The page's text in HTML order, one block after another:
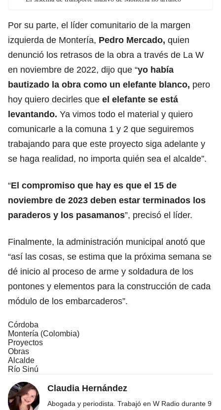
Por su parte, el líder comunitario de la margen
izquierda de Montería, Pedro Mercado, quien
denunció los retrasos de la obra a través de La W
en noviembre de 2022, dijo que “yo había
bautizado la obra como un elefante blanco, pero
hoy quiero decirles que el elefante se está
levantando. Ya vimos todo el material y quiero
comunicarle a la comuna 1 y 2 que seguiremos
trabajando para que este proyecto siga adelante y
se haga realidad, no importa quién sea el alcalde”.
“El compromiso que hay es que el 15 de
noviembre de 2023 deben estar terminados los
paraderos y los pasamanos”, precisó el líder.
Finalmente, la administración municipal anotó que
“así las cosas, se estima que la próxima semana se
dé inicio al proceso de arme y soldadura de los
pontones y elementos para la construcción de cada
módulo de los embarcaderos”.
Córdoba
Montería (Colombia)
Proyectos
Obras
Alcalde
Río Sinú
Claudia Hernández
Abogada y periodista. Trabajó en W Radio durante 9